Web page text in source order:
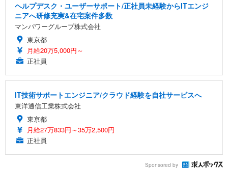
ヘルプデスク・ユーザーサポート/正社員未経験からITエンジ
ニアへ研修充実&在宅案件多数
マンパワーグループ株式会社
東京都
月給20万5,000円～
正社員
IT技術サポートエンジニア/クラウド経験を自社サービスへ
東洋通信工業株式会社
東京都
月給27万833円～35万2,500円
正社員
Sponsored by